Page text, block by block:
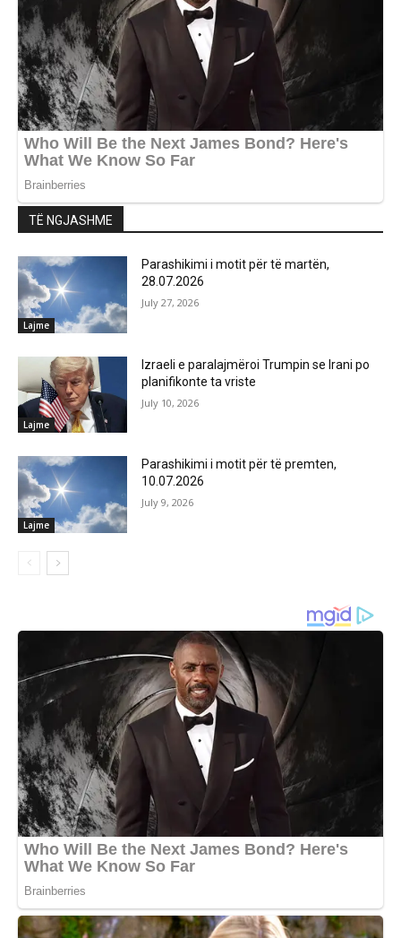
TË NGJASHME
Lajme
Parashikimi i motit për të martën,
28.07.2026
July 27, 2026
Lajme
Izraeli e paralajmëroi Trumpin se Irani po
planifikonte ta vriste
July 10, 2026
Lajme
Parashikimi i motit për të premten,
10.07.2026
July 9, 2026